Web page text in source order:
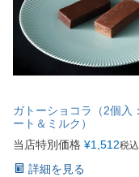
ガトーショコラ（2個入
ート＆ミルク）
当店特別価格 ¥1,512税込
詳細を見る